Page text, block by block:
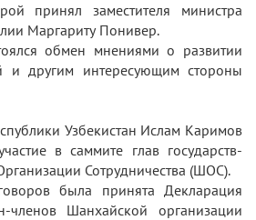
принял заместителя министра
Маргариту Понивер.
обмен мнениями о развитии
и другим интересующим стороны
Узбекистан Ислам Каримов
в саммите глав государств-
Сотрудничества (ШОС).
была принята Декларация
членов Шанхайской организации